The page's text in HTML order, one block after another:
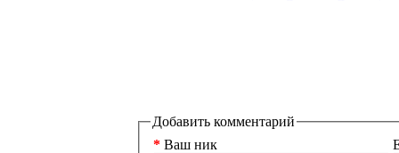
Добавить комментарий
* Ваш ник